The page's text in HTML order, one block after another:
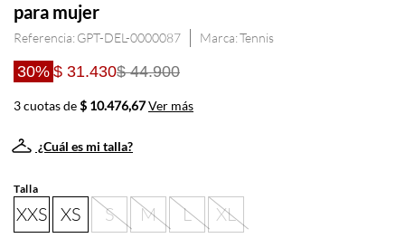
para mujer
Referencia: GPT-DEL-0000087 Tennis
30% $ 31.430$ 44.900
3 cuotas de$ 10.476,67Ver más
¿Cuál es mi talla?
Talla
XXS XS S M L XL